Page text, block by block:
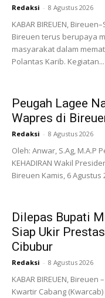
Redaksi - 8 Agustus 2026
KABAR BIREUEN,
Bireuen terus berupaya
masyarakat dalam
Polantas Karib. Kegiatan...
Peugah Lagee
Wapres di
Redaksi - 8 Agustus 2026
Oleh: Anwar, S.Ag, M.A.P
KEHADIRAN Wakil
Bireuen Kamis, 6
Dilepas Bupati
Siap Ukir
Cibubur
Redaksi - 8 Agustus 2026
KABAR BIREUEN,
Kwartir Cabang